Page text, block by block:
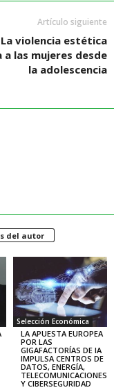
Artículo siguiente
La violencia estética
a las mujeres desde
la adolescencia
del autor
Selección Económica
LA APUESTA EUROPEA
POR LAS
GIGAFACTORÍAS DE IA
IMPULSA CENTROS DE
DATOS, ENERGÍA,
TELECOMUNICACIONES
Y CIBERSEGURIDAD